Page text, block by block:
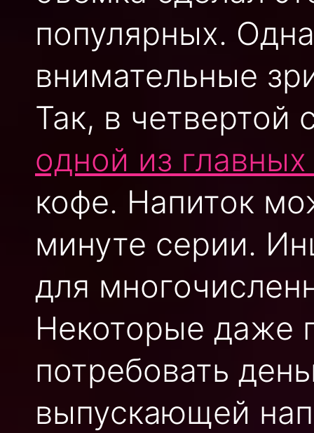
популярных.
внимательные
Так, в четвертой
одной из
кофе. Напиток
минуте серии.
для
Некоторые даже
потребовать
выпускающей